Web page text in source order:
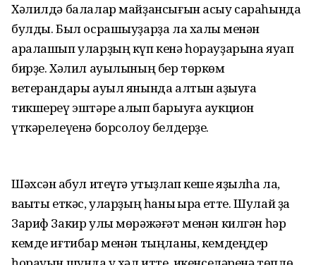
Хәлилдә балалар майҙансығын асыу сараһында
булды. Был осрашыуҙарҙа ла халыҡ менән
аралашып уларҙың күп кенә һорауҙарына яуап
бирҙе. Хәлил ауылының бер төркөм
ветерандары ауыл янында алтын ҡаҙыуға
тикшереү эштәре алып барыуға аукцион
үткәрелеүенә борсолоу белдерҙе.
Шәхсән ҡабул итеүгә утыҙлап кеше яҙылһа ла,
ваҡыты еткәс, уларҙың һаны ҡырҡҡа етте. Шулай ҙа
Зариф Закир улы мөрәжәғәт менән килгән һәр
кемде иғтибар менән тыңланы, кемдеңдер